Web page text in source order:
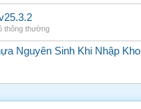
thông thường
Nguyên Sinh Khi Nhập Kho